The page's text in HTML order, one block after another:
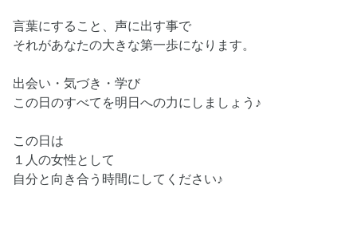
言葉にすること、声に出す事で
それがあなたの大きな第一歩になります。
出会い・気づき・学び
この日のすべてを明日への力にしましょう♪
この日は
１人の女性として
自分と向き合う時間にしてください♪